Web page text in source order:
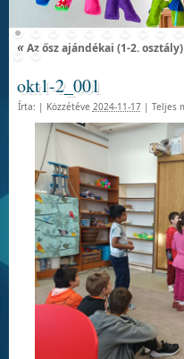
«Az ősz ajándékai (1-2. osztály)
okt1-2_001
Írta: | Közzétéve 2024-11-17 | Teljes